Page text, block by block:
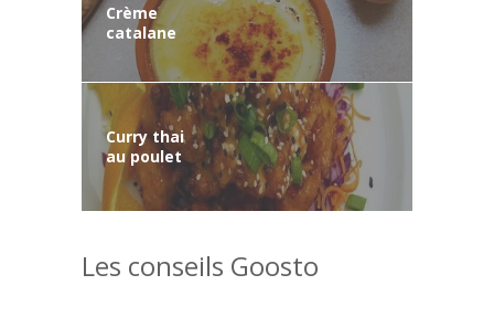
Crème
catalane
Curry thai
au poulet
Les conseils Goosto